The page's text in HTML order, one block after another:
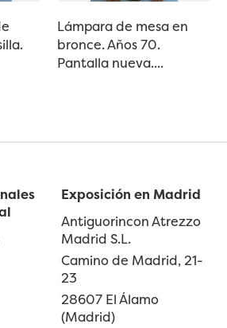
Lámpara de mesa en
bronce. Años 70.
Pantalla nueva....
Exposición en Madrid
Antiguorincon Atrezzo
Madrid S.L.
Camino de Madrid, 21-
23
28607 El Álamo
(Madrid)